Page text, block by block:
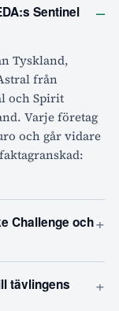
Sentinel
–
Tyskland,
från
och Spirit
Varje företag
och går vidare
Challenge och+
tävlingens
+